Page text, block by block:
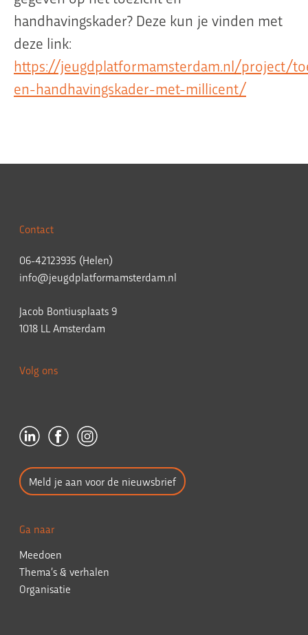
handhavingskader? Deze kun je vinden met
deze link:
https://jeugdplatformamsterdam.nl/project/
en-handhavingskader-met-millicent/
Contact
06-42123935 (Helen)
info@jeugdplatformamsterdam.nl
Jacob Bontiusplaats 9
1018 LL Amsterdam
Volg ons
Meld je aan voor de nieuwsbrief
Ga naar
Meedoen
Thema’s & verhalen
Organisatie